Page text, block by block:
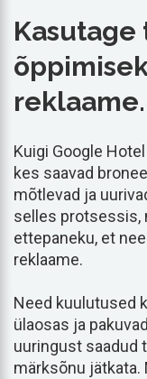
Kasutage
reklaame.
Kuigi Google
kes saavad
mõtlevad ja
selles protsessis,
ettepaneku, et
reklaame.
Need kuulutused
ülaosas ja
uuringust saadud
märksõnu jätkata.